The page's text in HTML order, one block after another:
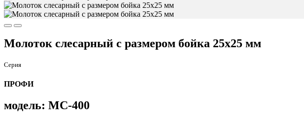
Молоток слесарный с размером бойка 25х25 мм
Серия
ПРОФИ
модель: МС-400